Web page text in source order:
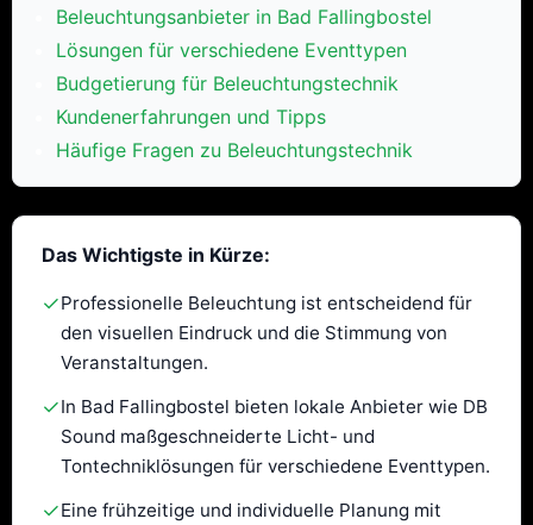
Beleuchtungsanbieter in Bad Fallingbostel
Lösungen für verschiedene Eventtypen
Budgetierung für Beleuchtungstechnik
Kundenerfahrungen und Tipps
Häufige Fragen zu Beleuchtungstechnik
Das Wichtigste in Kürze:
✓Professionelle Beleuchtung ist entscheidend für
den visuellen Eindruck und die Stimmung von
Veranstaltungen.
✓In Bad Fallingbostel bieten lokale Anbieter wie DB
Sound maßgeschneiderte Licht- und
Tontechniklösungen für verschiedene Eventtypen.
✓Eine frühzeitige und individuelle Planung mit